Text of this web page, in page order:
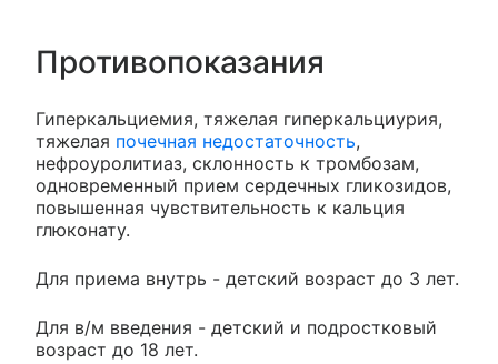
Противопоказания
Гиперкальциемия, тяжелая гиперкальциурия,
тяжелая почечная недостаточность,
нефроуролитиаз, склонность к тромбозам,
одновременный прием сердечных гликозидов,
повышенная чувствительность к кальция
глюконату.
Для приема внутрь - детский возраст до 3 лет.
Для в/м введения - детский и подростковый
возраст до 18 лет.